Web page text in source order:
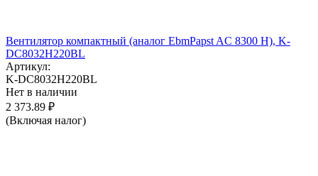
Вентилятор компактный (аналог EbmPapst AC 8300 H), K-
DC8032H220BL
Артикул:
K-DC8032H220BL
Нет в наличии
2 373.89 ₽
(Включая налог)